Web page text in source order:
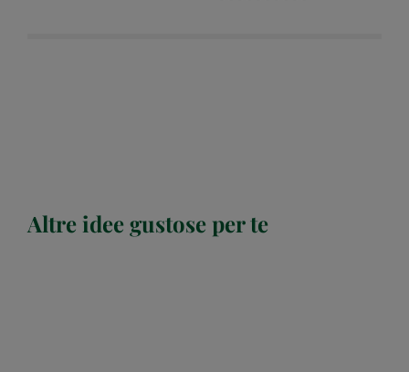
Altre idee gustose per te